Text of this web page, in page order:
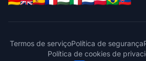
Termos de serviçoPolítica de segurança
Política de cookies de